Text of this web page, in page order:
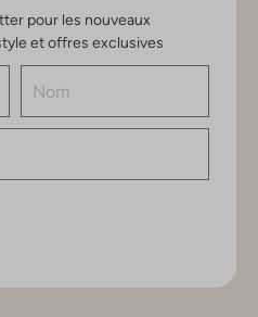
pour les nouveaux
et offres exclusives